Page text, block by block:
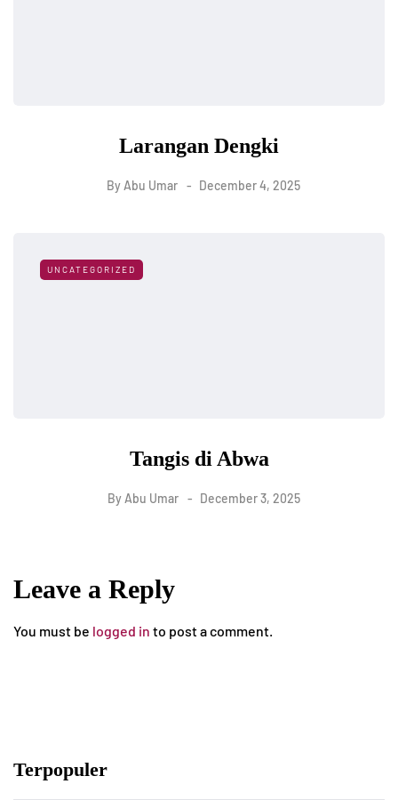
Larangan Dengki
By Abu Umar December 4, 2025
UNCATEGORIZED
Tangis di Abwa
By Abu Umar December 3, 2025
Leave a Reply
You must be logged in to post a comment.
Terpopuler